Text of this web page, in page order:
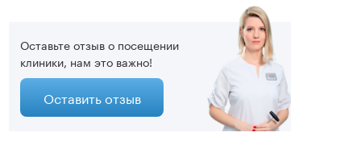
Оставьте отзыв о посещении
клиники, нам это важно!
Оставить отзыв